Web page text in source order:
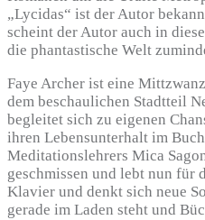
„Lycidas“ ist der Autor
scheint der Autor auch in
die phantastische Welt
Faye Archer ist eine
dem beschaulichen Stadtteil
begleitet sich zu eigenen
ihren Lebensunterhalt im
Meditationslehrers Mica
geschmissen und lebt nun
Klavier und denkt sich neue
gerade im Laden steht und